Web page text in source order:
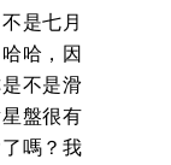
是七月
哈，因
不是滑
盤很有
嗎？我